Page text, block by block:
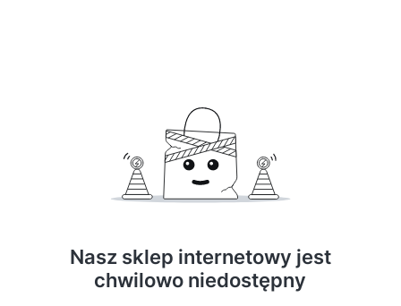
Nasz sklep internetowy jest
chwilowo niedostępny